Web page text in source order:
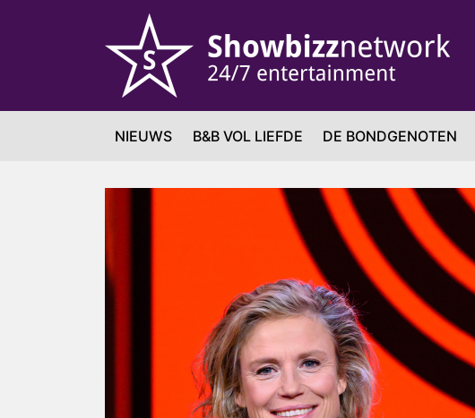
NIEUWS B&B VOL LIEFDE DE BONDGENOTEN